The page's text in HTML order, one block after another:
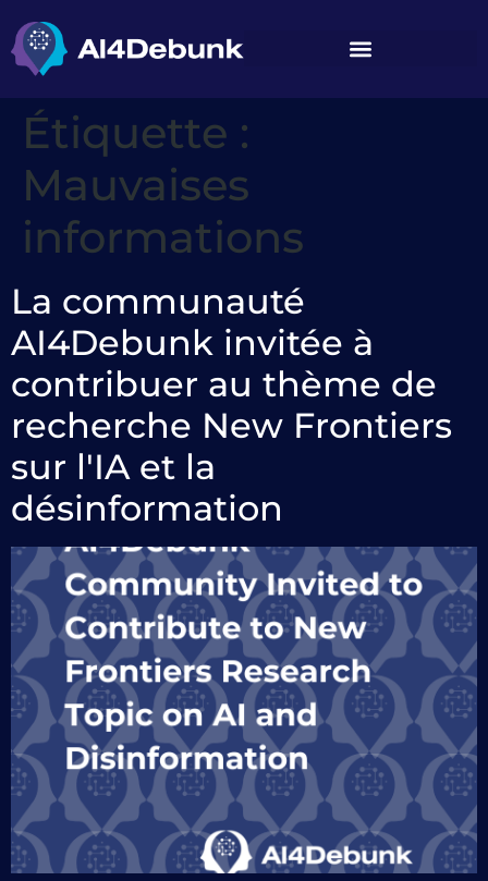
principal
Étiquette :
Mauvaises
informations
La communauté
AI4Debunk invitée à
contribuer au thème de
recherche New Frontiers
sur l'IA et la
désinformation